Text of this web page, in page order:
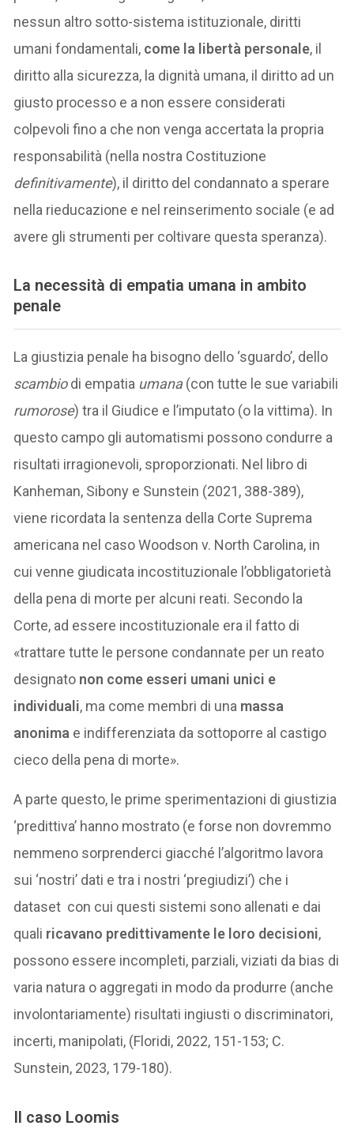
nessun altro sotto-sistema istituzionale, diritti
umani fondamentali, come la libertà personale, il
diritto alla sicurezza, la dignità umana, il diritto ad un
giusto processo e a non essere considerati
colpevoli fino a che non venga accertata la propria
responsabilità (nella nostra Costituzione
definitivamente), il diritto del condannato a sperare
nella rieducazione e nel reinserimento sociale (e ad
avere gli strumenti per coltivare questa speranza).
La necessità di empatia umana in ambito
penale
La giustizia penale ha bisogno dello ‘sguardo’, dello
scambiodi empatia umana(con tutte le sue variabili
rumorose) tra il Giudice e l’imputato (o la vittima). In
questo campo gli automatismi possono condurre a
risultati irragionevoli, sproporzionati. Nel libro di
Kanheman, Sibony e Sunstein (2021, 388-389),
viene ricordata la sentenza della Corte Suprema
americana nel caso Woodson v. North Carolina, in
cui venne giudicata incostituzionale l’obbligatorietà
della pena di morte per alcuni reati. Secondo la
Corte, ad essere incostituzionale era il fatto di
«trattare tutte le persone condannate per un reato
designato non come esseri umani unici e
individuali, ma come membri di una massa
anonima e indifferenziata da sottoporre al castigo
cieco della pena di morte».
A parte questo, le prime sperimentazioni di giustizia
‘predittiva’ hanno mostrato (e forse non dovremmo
nemmeno sorprenderci giacché l’algoritmo lavora
sui ‘nostri’ dati e tra i nostri ‘pregiudizi’) che i
dataset con cui questi sistemi sono allenati e dai
quali ricavano predittivamente le loro decisioni,
possono essere incompleti, parziali, viziati da bias di
varia natura o aggregati in modo da produrre (anche
involontariamente) risultati ingiusti o discriminatori,
incerti, manipolati, (Floridi, 2022, 151-153; C.
Sunstein, 2023, 179-180).
Il caso Loomis